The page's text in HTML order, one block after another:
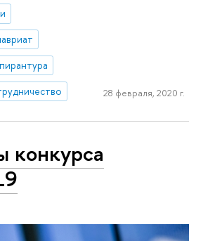
28 февраля, 2020 г.
конкурса